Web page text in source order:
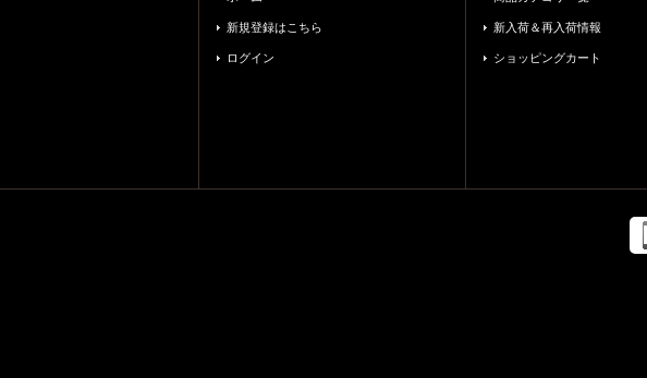
新規登録はこちら
ログイン
新入荷＆再入荷情報
ショッピングカート